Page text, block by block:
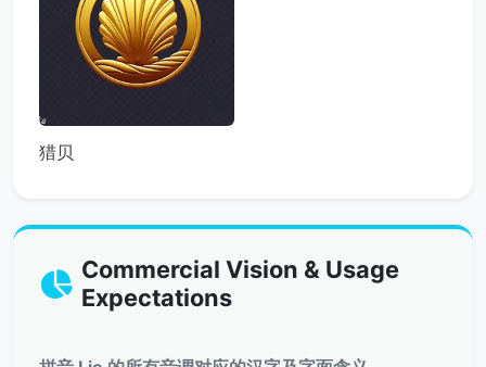
猎贝
Commercial Vision & Usage
Expectations